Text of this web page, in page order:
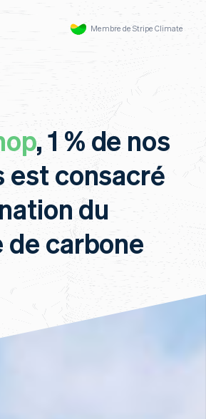
Membre de Stripe Climate
, 1 % de nos
est consacré
du
de carbone